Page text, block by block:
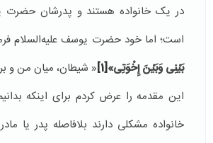
در یک خانواده هستند و پدرشان حضرت
است؛ اما خود حضرت یوسف علیه‌السلام
بَيْنِی وَبَيْنَ إِخْوَتِی»[1] « شیطان، میان من و
این مقدمه را عرض کردم برای اینکه
خانواده مشکلی دارند بلافاصله پدر یا